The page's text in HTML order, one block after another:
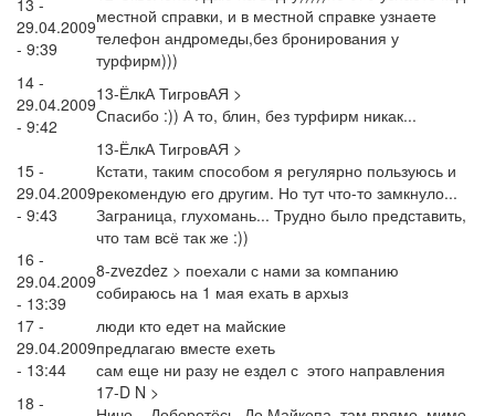
13 -
29.04.2009
- 9:39
местной справки, и в местной справке узнаете
телефон андромеды,без бронирования у
турфирм)))
14 -
29.04.2009
- 9:42
13-ЁлкА ТигровАЯ >
Спасибо :)) А то, блин, без турфирм никак...
15 -
29.04.2009
- 9:43
13-ЁлкА ТигровАЯ >
Кстати, таким способом я регулярно пользуюсь и
рекомендую его другим. Но тут что-то замкнуло...
Заграница, глухомань... Трудно было представить,
что там всё так же :))
16 -
29.04.2009
- 13:39
8-zvezdez > поехали с нами за компанию
собираюсь на 1 мая ехать в архыз
17 -
29.04.2009
- 13:44
люди кто едет на майские
предлагаю вместе ехеть
сам еще ни разу не ездел с этого направления
18 -
17-D N >